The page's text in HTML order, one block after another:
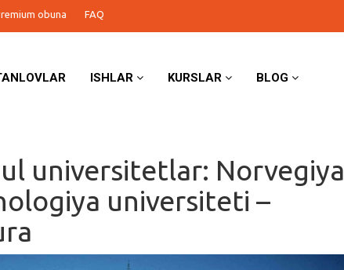
obuna FAQ
ISHLAR KURSLAR BLOG
universitetlar: Norvegiya
universiteti –